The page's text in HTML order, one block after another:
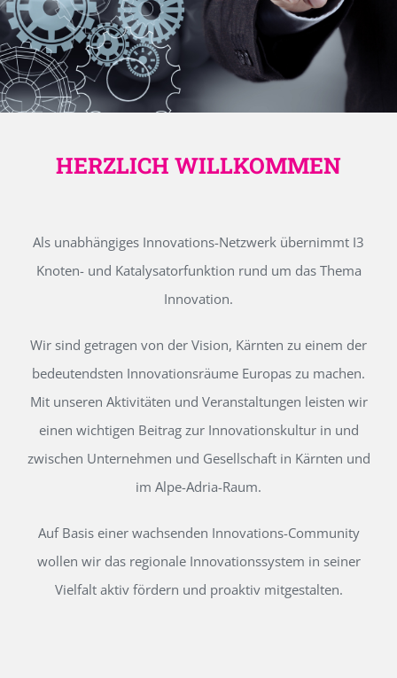
HERZLICH WILLKOMMEN
Als unabhängiges Innovations-Netzwerk übernimmt I3
Knoten- und Katalysatorfunktion rund um das Thema
Innovation.
Wir sind getragen von der Vision, Kärnten zu einem der
bedeutendsten Innovationsräume Europas zu machen.
Mit unseren Aktivitäten und Veranstaltungen leisten wir
einen wichtigen Beitrag zur Innovationskultur in und
zwischen Unternehmen und Gesellschaft in Kärnten und
im Alpe-Adria-Raum.
Auf Basis einer wachsenden Innovations-Community
wollen wir das regionale Innovationssystem in seiner
Vielfalt aktiv fördern und proaktiv mitgestalten.